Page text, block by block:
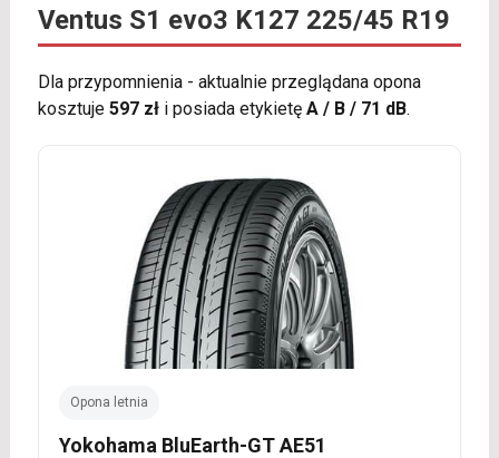
Ventus S1 evo3 K127 225/45 R19
Dla przypomnienia - aktualnie przeglądana opona
kosztuje 597 złi posiada etykietę A / B / 71 dB.
Opona letnia
Yokohama BluEarth-GT AE51